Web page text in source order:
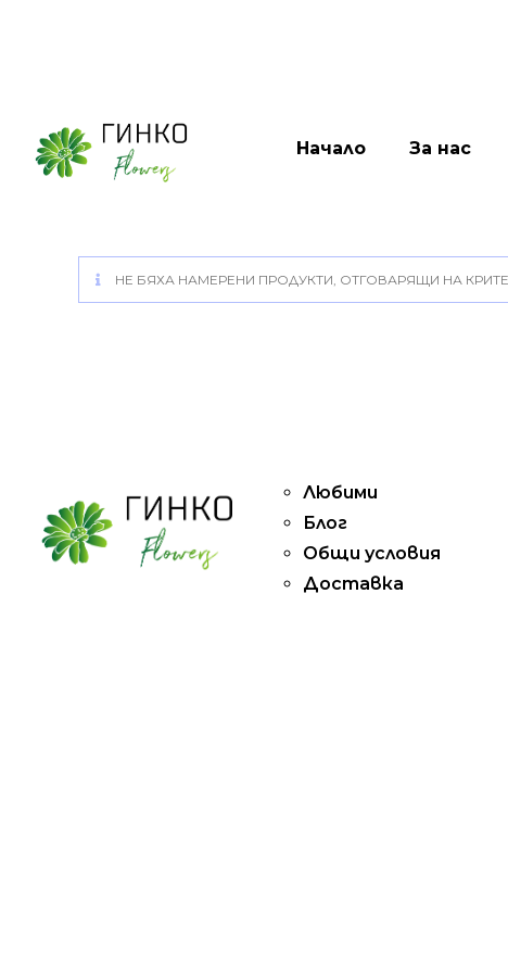
Начало За нас
НЕ БЯХА НАМЕРЕНИ ПРОДУКТИ, ОТГОВАРЯЩИ НА
Любими
Блог
Общи условия
Доставка